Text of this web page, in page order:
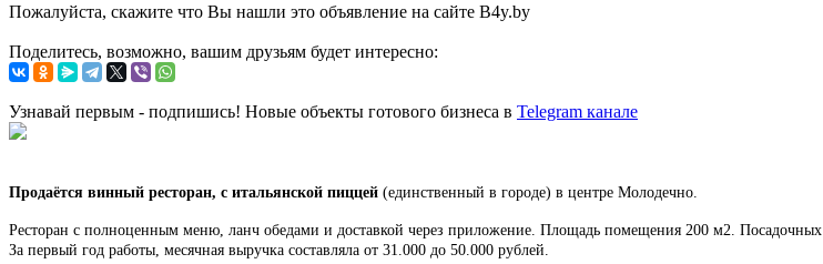
Пожалуйста, скажите что Вы нашли это объявление на сайте B4y.by
Поделитесь, возможно, вашим друзьям будет интересно:
Узнавай первым - подпишись! Новые объекты готового бизнеса в Telegram канале
Продаётся винный ресторан, с итальянской пиццей (единственный в городе) в центре Молодечно.
Ресторан с полноценным меню, ланч обедами и доставкой через приложение. Площадь помещения 200 м2.
За первый год работы, месячная выручка составляла от 31.000 до 50.000 рублей.